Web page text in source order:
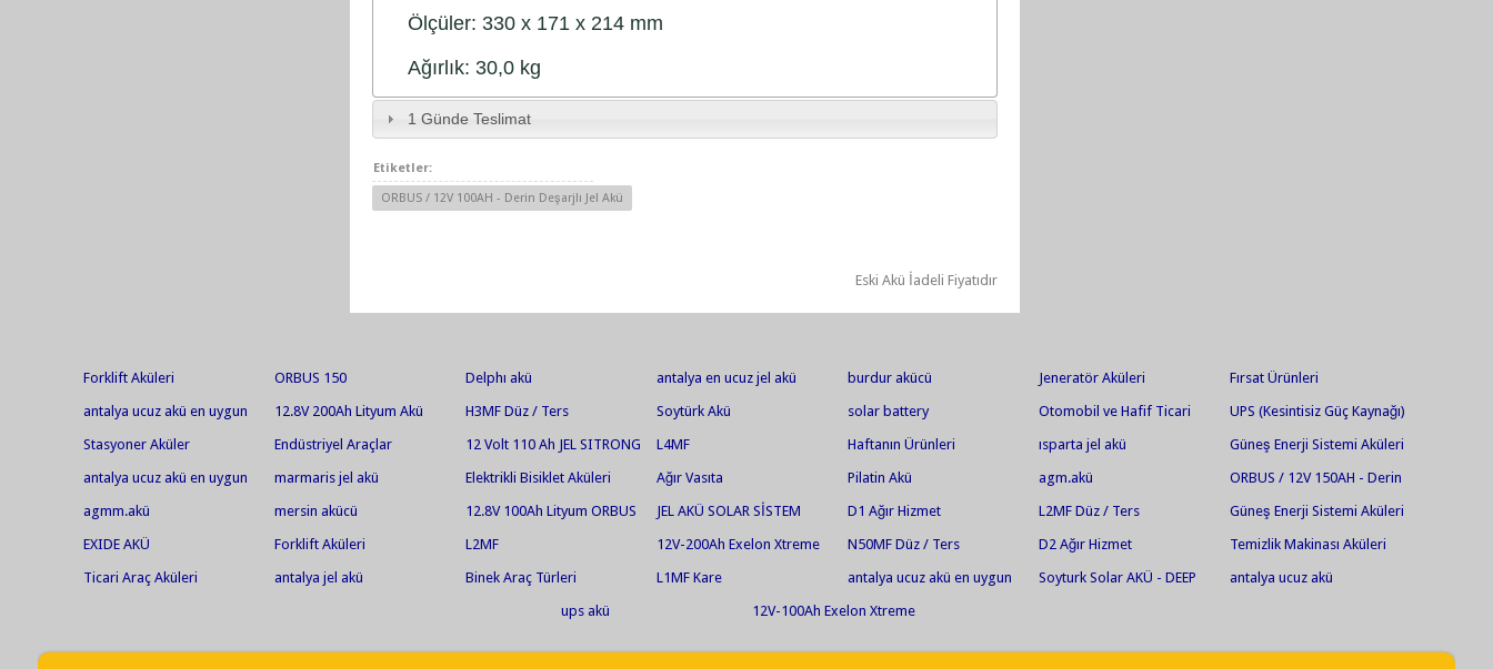
Ölçüler: 330 x 171 x 214 mm
Ağırlık: 30,0 kg
1 Günde Teslimat
Etiketler:
ORBUS / 12V 100AH - Derin Deşarjlı Jel Akü
Eski Akü İadeli Fiyatıdır
Forklift Aküleri ORBUS 150 Delphı akü antalya en ucuz jel akü burdur akücü Jeneratör Aküleri
Fırsat Ürünleri
antalya ucuz akü en uygun
akü jel akü en ucuz jel
akü.antalya akü.ısparta
akü.serik akü
12.8V 200Ah Lityum Akü H3MF Düz / Ters Soytürk Akü solar battery
Otomobil ve Hafif Ticari
UPS (Kesintisiz Güç Kaynağı)
Stasyoner Aküler Endüstriyel Araçlar
12 Volt 110 Ah JEL SITRONG
AGM UPS
L4MF Haftanın Ürünleri ısparta jel akü
Güneş Enerji Sistemi Aküleri
antalya ucuz akü en uygun
akü jel akü en ucuz jel akü
marmaris jel akü Elektrikli Bisiklet Aküleri Ağır Vasıta Pilatin Akü agm.akü
ORBUS / 12V 150AH - Derin
Deşarjlı Jel Akü
agmm.akü mersin akücü
12.8V 100Ah Lityum ORBUS
JEL AKÜ SOLAR SİSTEM D1 Ağır Hizmet L2MF Düz / Ters
Güneş Enerji Sistemi Aküleri
EXIDE AKÜ
Forklift Aküleri L2MF
12V-200Ah Exelon Xtreme
N50MF Düz / Ters D2 Ağır Hizmet
Temizlik Makinası Aküleri
Ticari Araç Aküleri
antalya jel akü Binek Araç Türleri L1MF Kare
antalya ucuz akü en uygun
akü jel akü en ucuz jel akü
Soyturk Solar AKÜ - DEEP
antalya ucuz akü
ups akü
12V-100Ah Exelon Xtreme